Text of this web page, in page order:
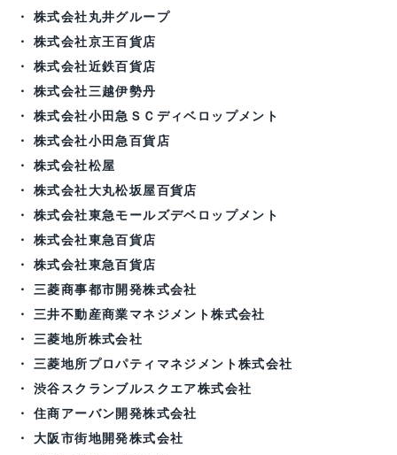
株式会社丸井グループ
株式会社京王百貨店
株式会社近鉄百貨店
株式会社三越伊勢丹
株式会社小田急ＳＣディベロップメント
株式会社小田急百貨店
株式会社松屋
株式会社大丸松坂屋百貨店
株式会社東急モールズデベロップメント
株式会社東急百貨店
株式会社東急百貨店
三菱商事都市開発株式会社
三井不動産商業マネジメント株式会社
三菱地所株式会社
三菱地所プロパティマネジメント株式会社
渋谷スクランブルスクエア株式会社
住商アーバン開発株式会社
大阪市街地開発株式会社